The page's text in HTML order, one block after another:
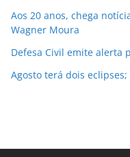
Aos 20 anos, chega
Wagner Moura
Defesa Civil emite alerta
Agosto terá dois